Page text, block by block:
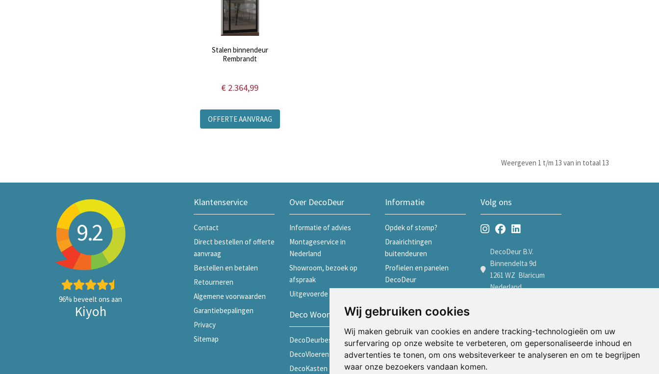
Wij gebruiken cookies
Wij maken gebruik van cookies en andere tracking-technologieën om uw
surfervaring op onze website te verbeteren, om gepersonaliseerde inhoud en
advertenties te tonen, om ons websiteverkeer te analyseren en om te begrijpen
waar onze bezoekers vandaan komen.
Stalen binnendeur
Rembrandt
€ 2.364,99
OFFERTE AANVRAAG
Weergeven 1 t/m 13 van in totaal 13
9.2
96% beveelt ons aan
Kiyoh
Klantenservice
Contact
Direct bestellen of offerte
aanvraag
Bestellen en betalen
Retourneren
Algemene voorwaarden
Garantiebepalingen
Privacy
Sitemap
Over DecoDeur
Informatie of advies
Montageservice in
Nederland
Showroom, bezoek op
afspraak
Uitgevoerde projecten
Deco Woonwinkels
DecoDeurbeslag
DecoVloeren
DecoKasten
Informatie
Opdek of stomp?
Draairichtingen
buitendeuren
Profielen en panelen
DecoDeur
Skantrae
Weekamp
Schuifdeuren
Merken
Volg ons
DecoDeur B.V.
Binnendelta 9d
1261 WZ Blaricum
Nederland
Afspraak maken